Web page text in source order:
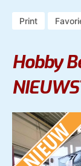
Print
Hobby